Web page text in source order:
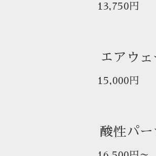
13,750円
エアウェ
15,000円
酸性パー